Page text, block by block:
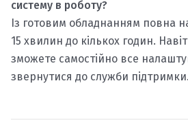
систему в роботу?
Із готовим обладнанням повна
15 хвилин до кількох годин.
зможете самостійно все
звернутися до служби підтримки.